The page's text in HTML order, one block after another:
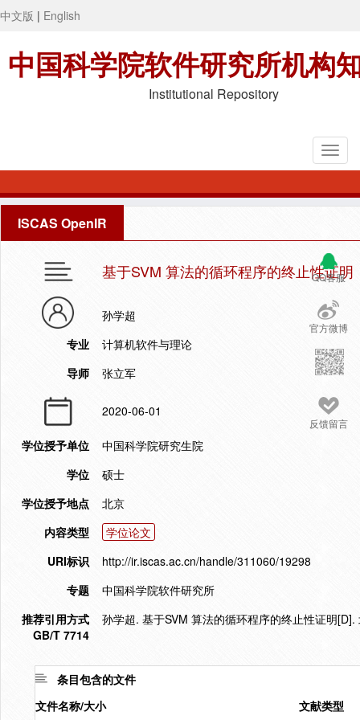
中文版 | English
中国科学院软件研究所机构
Institutional Repository
ISCAS OpenIR
QQ客服
官方微博
反馈留言
基于SVM 算法的循环程序的终止性证明
孙学超
专业
计算机软件与理论
导师
张立军
2020-06-01
学位授予单位
中国科学院研究生院
学位
硕士
学位授予地点
北京
内容类型
学位论文
URI标识
http://ir.iscas.ac.cn/handle/311060/19298
专题
中国科学院软件研究所
推荐引用方式
GB/T 7714
孙学超. 基于SVM 算法的循环程序的终止性证明
条目包含的文件
文件名称/大小
文献类型